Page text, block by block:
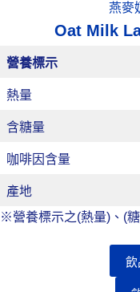
燕麥
Oat Milk
營養標示
熱量
含糖量
咖啡因含量
產地
※營養標示之(熱量)、(